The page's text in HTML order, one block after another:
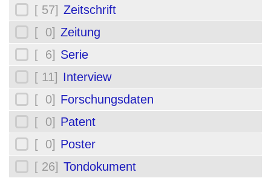
[ 57] Zeitschrift
[ 0] Zeitung
[ 6] Serie
[ 11] Interview
[ 0] Forschungsdaten
[ 0] Patent
[ 0] Poster
[ 26] Tondokument